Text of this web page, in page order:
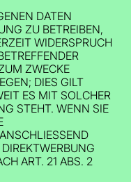
DATEN
ZU BETREIBEN,
WIDERSPRUCH
ZWECKE
DIES GILT
ES MIT SOLCHER
STEHT. WENN SIE
ART. 21 ABS. 2